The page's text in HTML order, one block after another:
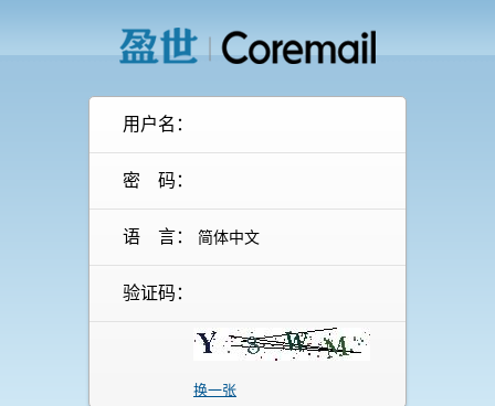
用户名：
密 码：
语 言：
验证码：
换一张